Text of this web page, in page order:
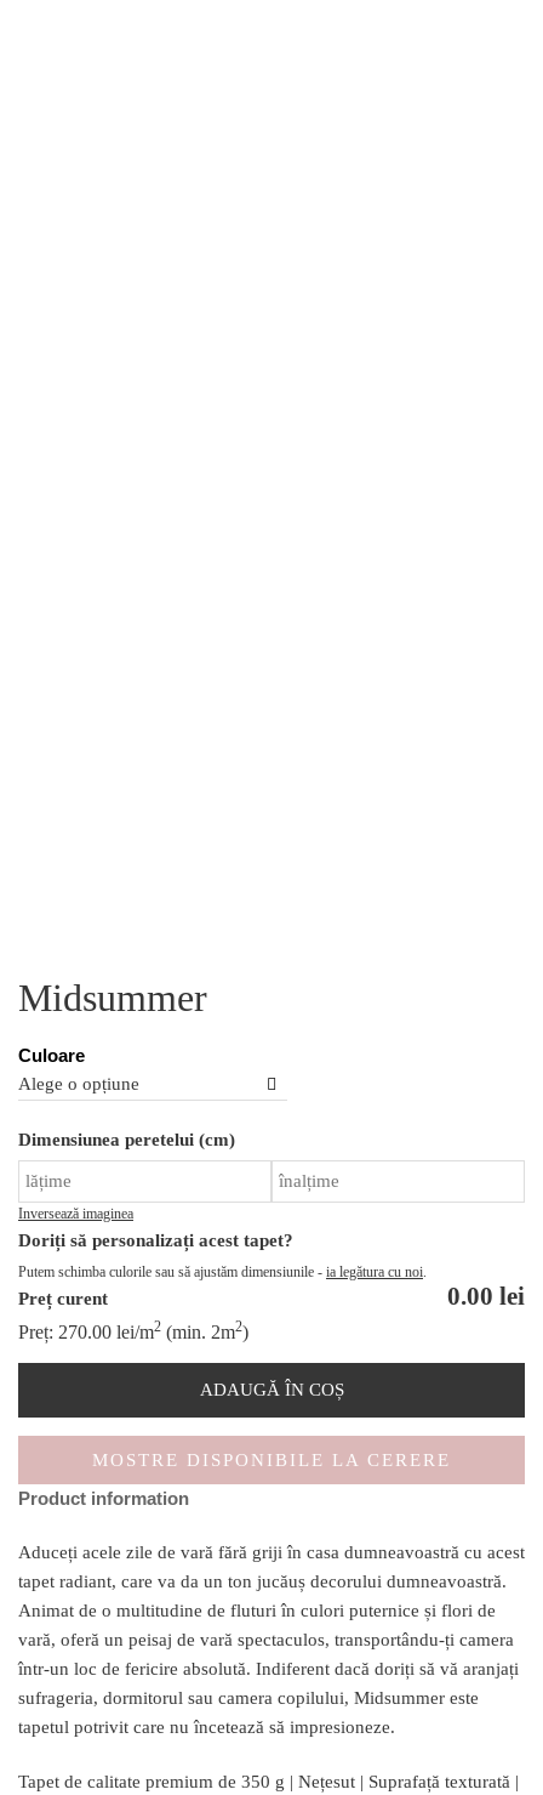
Midsummer
Culoare
Dimensiunea peretelui (cm)
Inversează imaginea
Doriți să personalizați acest tapet?
Putem schimba culorile sau să ajustăm dimensiunile - ia legătura cu noi.
Preț curent 0.00 lei
Preț: 270.00 lei/m2 (min. 2m2)
ADAUGĂ ÎN COȘ
MOSTRE DISPONIBILE LA CERERE
Product information
Aduceți acele zile de vară fără griji în casa dumneavoastră cu acest
tapet radiant, care va da un ton jucăuș decorului dumneavoastră.
Animat de o multitudine de fluturi în culori puternice și flori de
vară, oferă un peisaj de vară spectaculos, transportându-ți camera
într-un loc de fericire absolută. Indiferent dacă doriți să vă aranjați
sufrageria, dormitorul sau camera copilului, Midsummer este
tapetul potrivit care nu încetează să impresioneze.
Tapet de calitate premium de 350 g | Nețesut | Suprafață texturată |